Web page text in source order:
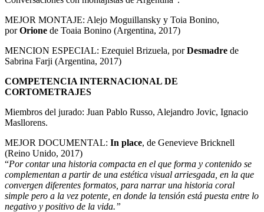
MEJOR MONTAJE: Alejo Moguillansky y Toia Bonino,
porOrione de Toaia Bonino (Argentina, 2017)
MENCION ESPECIAL: Ezequiel Brizuela, porDesmadre de
Sabrina Farji (Argentina, 2017)
COMPETENCIA INTERNACIONAL DE
CORTOMETRAJES
Miembros del jurado: Juan Pablo Russo, Alejandro Jovic, Ignacio
Masllorens.
MEJOR DOCUMENTAL: In place, de Genevieve Bricknell
(Reino Unido, 2017)
“Por contar una historia compacta en el que forma y contenido se
complementan a partir de una estética visual arriesgada, en la que
convergen diferentes formatos, para narrar una historia coral
simple pero a la vez potente, en donde la tensión está puesta entre lo
negativo y positivo de la vida.”